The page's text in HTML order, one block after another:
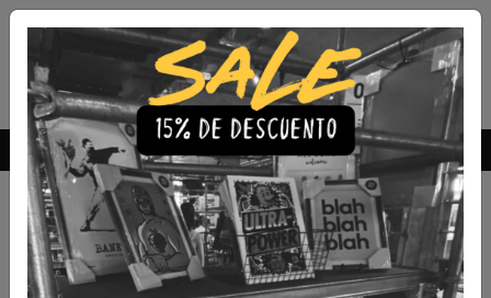
Envío Gratis a todo Chile comprando 3 o más productos